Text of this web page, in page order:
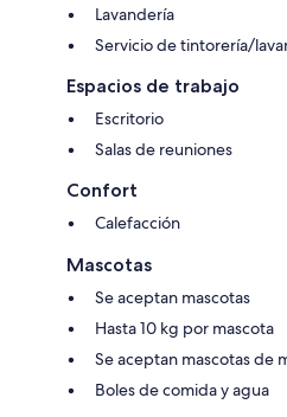
Lavandería
Servicio de tintorería/
Espacios de trabajo
Escritorio
Salas de reuniones
Confort
Calefacción
Mascotas
Se aceptan mascotas
Hasta 10 kg por mascota
Se aceptan mascotas de
Boles de comida y agua